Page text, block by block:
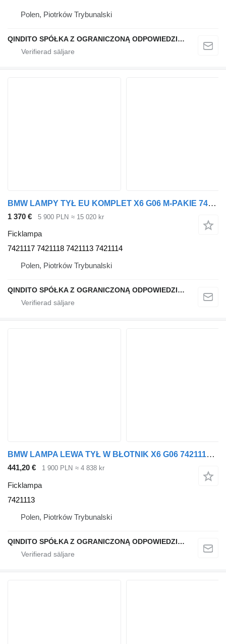
Polen, Piotrków Trybunalski
QINDITO SPÓŁKA Z OGRANICZONĄ ODPOWIEDZIALNOŚCIĄ
BMW LAMPY TYŁ EU KOMPLET X6 G06 M-PAKIE 7421117 ficklampa till BMW X6 G06 bil
1 370 € 5 900 PLN ≈ 15 020 kr
Ficklampa
7421117 7421118 7421113 7421114
Polen, Piotrków Trybunalski
QINDITO SPÓŁKA Z OGRANICZONĄ ODPOWIEDZIALNOŚCIĄ
BMW LAMPA LEWA TYŁ W BŁOTNIK X6 G06 7421113 ficklampa till BMW X6 G06 bil
441,20 € 1 900 PLN ≈ 4 838 kr
Ficklampa
7421113
Polen, Piotrków Trybunalski
QINDITO SPÓŁKA Z OGRANICZONĄ ODPOWIEDZIALNOŚCIĄ